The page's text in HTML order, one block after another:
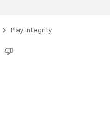
Play Integrity